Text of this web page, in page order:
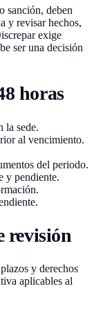
sanción, deben
y revisar hechos,
exige
ser una decisión
horas
la sede.
al vencimiento.
del periodo.
y pendiente.
revisión
y derechos
aplicables al